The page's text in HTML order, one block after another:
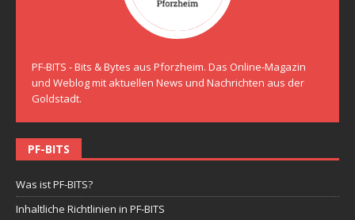
PF-BITS - Bits & Bytes aus Pforzheim. Das Online-Magazin
und Weblog mit aktuellen News und Nachrichten aus der
Goldstadt.
PF-BITS
Was ist PF-BITS?
Inhaltliche Richtlinien in PF-BITS